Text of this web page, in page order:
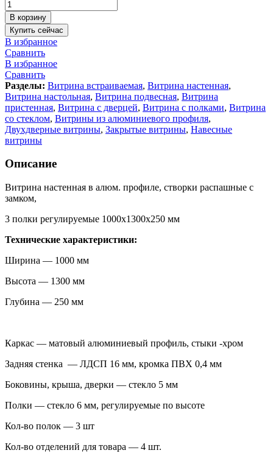
В корзину
Купить сейчас
В избранное
Сравнить
В избранное
Сравнить
Разделы: Витрина встраиваемая, Витрина настенная,
Витрина настольная, Витрина подвесная, Витрина
пристенная, Витрина с дверцей, Витрина с полками, Витрина
со стеклом, Витрины из алюминиевого профиля,
Двухдверные витрины, Закрытые витрины, Навесные
витрины
Описание
Витрина настенная в алюм. профиле, створки распашные с
замком,
3 полки регулируемые 1000х1300х250 мм
Технические характеристики:
Ширина — 1000 мм
Высота — 1300 мм
Глубина — 250 мм
Каркас — матовый алюминиевый профиль, стыки -хром
Задняя стенка — ЛДСП 16 мм, кромка ПВХ 0,4 мм
Боковины, крыша, дверки — стекло 5 мм
Полки — стекло 6 мм, регулируемые по высоте
Кол-во полок — 3 шт
Кол-во отделений для товара — 4 шт.